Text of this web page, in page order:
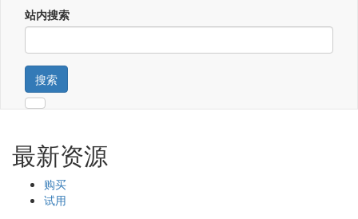
站内搜索
搜索
最新资源
购买
试用